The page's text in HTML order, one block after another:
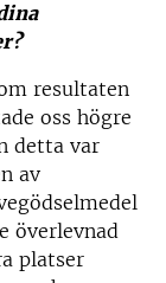
resultaten
oss högre
detta var
av
överlevnad
platser